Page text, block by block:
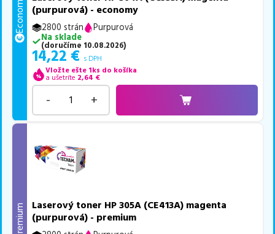
Economy
(purpurová) - economy
2800 strán
Purpurová
Na sklade
(doručíme 10.08.2026)
14,22 € s DPH
Vložte ešte 1ks do košíka
a ušetríte 2,64 €
- +
Premium
Laserový toner HP 305A (CE413A) magenta
(purpurová) - premium